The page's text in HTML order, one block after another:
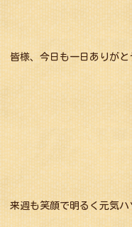
皆様、今日も一日ありがと
来週も笑顔で明るく元気ハ